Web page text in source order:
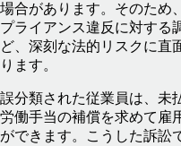
場合があります。そのため
プライアンス違反に対する
ど、深刻な法的リスクに直
ります。
誤分類された従業員は、未
労働手当の補償を求めて雇
ができます。こうした訴訟